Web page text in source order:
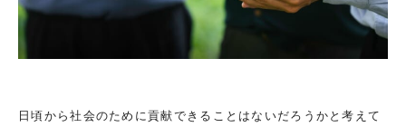
日頃から社会のために貢献できることはないだろうかと考えて